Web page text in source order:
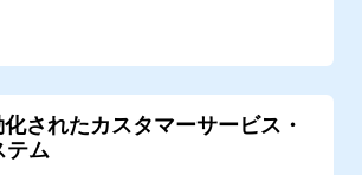
Qwenを連携させる
スのソリューションのパフォーマ
的に最適化・管理する
されたカスタマーサービス・
テム